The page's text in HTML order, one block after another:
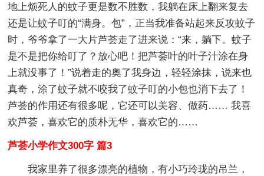
地上烦死人的蚊子更是数不胜数，我躺在床上翻来复去
还是让蚊子叮的“满身。包”，正当我准备站起来反攻蚊子
时，爷爷拿了一大片芦荟走了进来说：“来，躺下。蚊子
是不是把你给叮了？放心吧！把芦荟叶的叶子汁涂在身
上就没事了！”说着走的奥了我身边，轻轻涂抹，说来也
真奇，涂了蚊子就不咬我了蚊子叮的小包也消下去了！
芦荟的作用还有很多呢，它还可以美容、做药…… 我喜
欢芦荟，喜欢它的质朴无华，喜欢它的……
芦荟小学作文300字 篇3
我家里养了很多漂亮的植物，有小巧玲珑的吊兰，